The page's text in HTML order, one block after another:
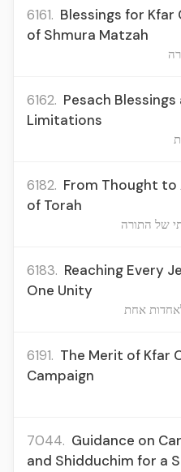
6161. Blessings for Kfar
of Shmura Matzah
6162. Pesach
Limitations
6182. From Thought to
of Torah
של התורה
6183. Reaching Every
One Unity
אחת
6191. The Merit of Kfar
Campaign
7044. Guidance on
and Shidduchim for a